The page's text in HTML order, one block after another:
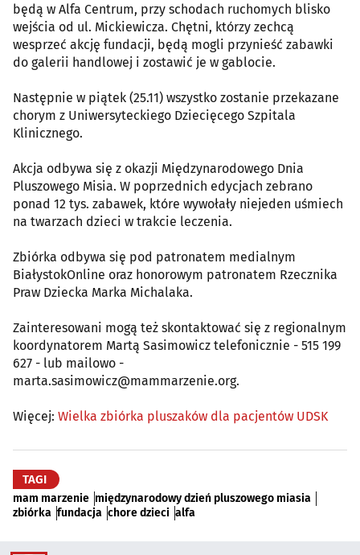
będą w Alfa Centrum, przy schodach ruchomych blisko
wejścia od ul. Mickiewicza. Chętni, którzy zechcą
wesprzeć akcję fundacji, będą mogli przynieść zabawki
do galerii handlowej i zostawić je w gablocie.
Następnie w piątek (25.11) wszystko zostanie przekazane
chorym z Uniwersyteckiego Dziecięcego Szpitala
Klinicznego.
Akcja odbywa się z okazji Międzynarodowego Dnia
Pluszowego Misia. W poprzednich edycjach zebrano
ponad 12 tys. zabawek, które wywołały niejeden uśmiech
na twarzach dzieci w trakcie leczenia.
Zbiórka odbywa się pod patronatem medialnym
BiałystokOnline oraz honorowym patronatem Rzecznika
Praw Dziecka Marka Michalaka.
Zainteresowani mogą też skontaktować się z regionalnym
koordynatorem Martą Sasimowicz telefonicznie - 515 199
627 - lub mailowo -
marta.sasimowicz@mammarzenie.org.
Więcej: Wielka zbiórka pluszaków dla pacjentów UDSK
TAGI
mam marzenie międzynarodowy dzień pluszowego miasia
zbiórka fundacja chore dzieci alfa